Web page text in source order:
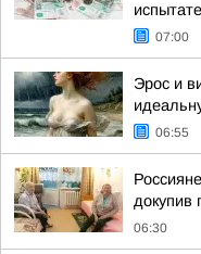
07:00
Эрос и
06:55
докупив
06:30